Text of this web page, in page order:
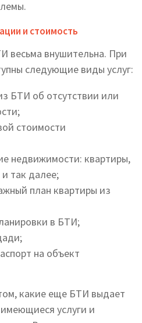
и стоимость
весьма внушительна. При
следующие виды услуг:
БТИ об отсутствии или
стоимости
недвижимости: квартиры,
так далее;
план квартиры из
в БТИ;
на объект
какие еще БТИ выдает
услуги и